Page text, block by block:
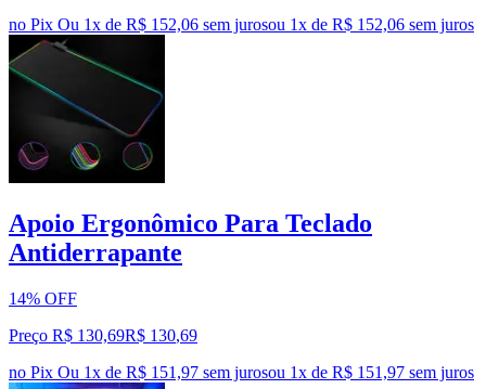
no Pix Ou 1x de R$ 152,06 sem jurosou 1x de R$ 152,06 sem juros
Apoio Ergonômico Para Teclado
Antiderrapante
14% OFF
Preço R$ 130,69R$ 130,69
no Pix Ou 1x de R$ 151,97 sem jurosou 1x de R$ 151,97 sem juros